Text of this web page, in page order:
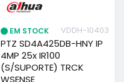
EM STOCK VDDH-10403
PTZ SD4A425DB-HNY IP
4MP 25x IR100
(S/SUPORTE) TRCK
WSENSE